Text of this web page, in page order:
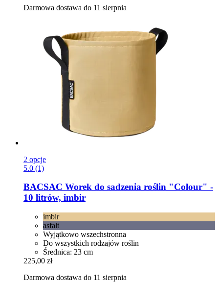
Darmowa dostawa do 11 sierpnia
2 opcje
5.0 (1)
BACSAC Worek do sadzenia roślin "Colour" -​
10 litrów, imbir
imbir
asfalt
Wyjątkowo wszechstronna
Do wszystkich rodzajów roślin
Średnica: 23 cm
225,00 zł
Darmowa dostawa do 11 sierpnia